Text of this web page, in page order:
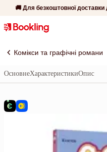
🚚 Для безкоштовної
Комікси та графічні романи
ОсновнеХарактеристикиОпис